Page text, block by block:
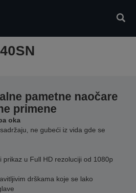
pametne naočare
primene
oka
ne gubeći iz vida gde se
prikaz u Full HD rezoluciji od 1080p
drškama koje se lako